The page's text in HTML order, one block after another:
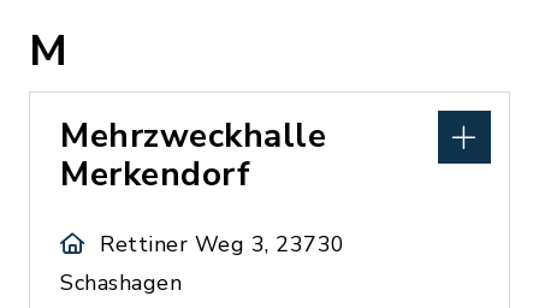
M
Mehrzweckhalle
Merkendorf
Rettiner Weg 3, 23730
Schashagen